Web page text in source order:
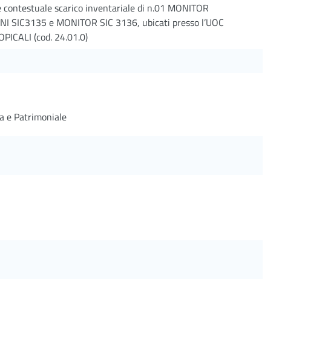
scarico inventariale di n.01 MONITOR
SIC3135 e MONITOR SIC 3136, ubicati presso l’UOC
(cod. 24.01.0)
e Patrimoniale